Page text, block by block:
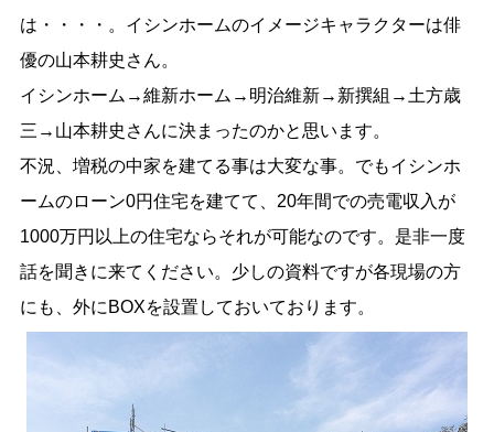
は・・・・。イシンホームのイメージキャラクターは俳
優の山本耕史さん。
イシンホーム→維新ホーム→明治維新→新撰組→土方歳
三→山本耕史さんに決まったのかと思います。
不況、増税の中家を建てる事は大変な事。でもイシンホ
ームのローン0円住宅を建てて、20年間での売電収入が
1000万円以上の住宅ならそれが可能なのです。是非一度
話を聞きに来てください。少しの資料ですが各現場の方
にも、外にBOXを設置しておいております。